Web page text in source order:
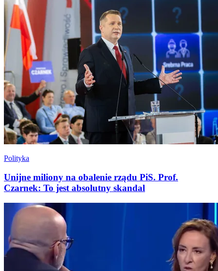
Polityka
Unijne miliony na obalenie rządu PiS. Prof.
Czarnek: To jest absolutny skandal